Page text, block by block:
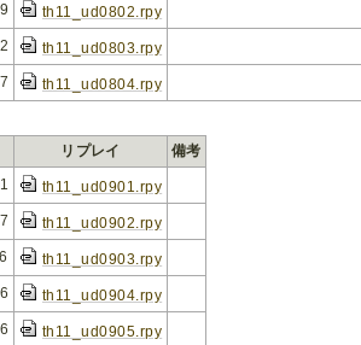
th11_ud0802.rpy
th11_ud0803.rpy
th11_ud0804.rpy
リプレイ
備考
th11_ud0901.rpy
th11_ud0902.rpy
th11_ud0903.rpy
th11_ud0904.rpy
th11_ud0905.rpy